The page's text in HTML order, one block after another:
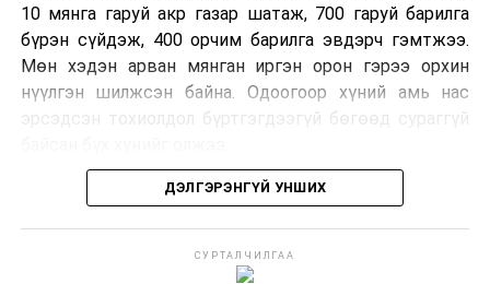
10 мянга гаруй акр газар шатаж, 700 гаруй барилга
бүрэн сүйдэж, 400 орчим барилга эвдэрч гэмтжээ.
Мөн хэдэн арван мянган иргэн орон гэрээ орхин
нүүлгэн шилжсэн байна. Одоогоор хүний амь нас
эрсэдсэн тохиолдол бүртгэгдээгүй бөгөөд сураггүй
Албаныхны мэдээлснээр түймрийн нэг голомтыг
шатаасан гэх үндэслэлээр эрүүгийн хэрэг үүсгэн
ДЭЛГЭРЭНГҮЙ УНШИХ
СУРТАЛЧИЛГАА